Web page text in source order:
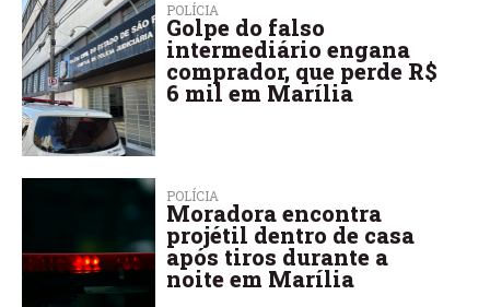
POLÍCIA
Golpe do falso
intermediário engana
comprador, que perde R$
6 mil em Marília
POLÍCIA
Moradora encontra
projétil dentro de casa
após tiros durante a
noite em Marília